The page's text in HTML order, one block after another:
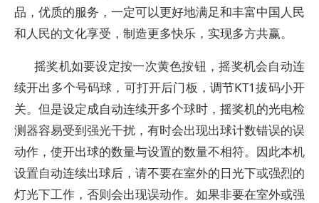
品，优质的服务，一定可以更好地满足和丰富中国人民
和人民的文化享受，制造更多快乐，实现多方共赢。
摇奖机如要设定按一次黄色按钮，摇奖机会自动连
续开出多个号码球，可打开后门板，调节KT1拔码小开
关。但是设定成自动连续开多个球时，摇奖机的光电检
测器容易受到强光干扰，有时会出现出球计数错误的误
动作，使开出球的数量与设置的数量不相符。因此本机
设置自动连续出球后，请不要在室外的日光下或强烈的
灯光下工作，否则会出现误动作。如果非要在室外或强